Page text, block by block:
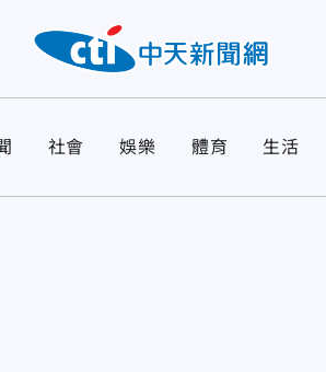
社會 娛樂 體育 生活